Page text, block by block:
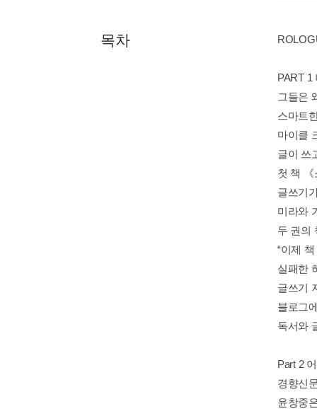
목차
PART 1
그들은
스마트
마이클
글이 쓰
첫 책
글쓰기
미라와
두 권의
“이제
실패한
글쓰기
블로그
독서와
Part 2
경향신
윤창중